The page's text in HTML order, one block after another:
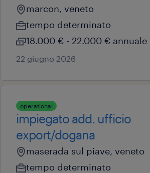
marcon, veneto
tempo determinato
18.000 € - 22.000 € annuale
22 giugno 2026
operational
impiegato add. ufficio
export/dogana
maserada sul piave, veneto
tempo determinato